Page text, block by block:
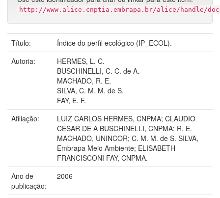
http://www.alice.cnptia.embrapa.br/alice/handle/
Título:
Índice do perfil ecológico (IP_ECOL).
Autoria:
HERMES, L. C.
BUSCHINELLI, C. C. de A.
MACHADO, R. E.
SILVA, C. M. M. de S.
FAY, E. F.
Afiliação:
LUIZ CARLOS HERMES, CNPMA; CLAUDIO
CESAR DE A BUSCHINELLI, CNPMA; R. E.
MACHADO, UNINCOR; C. M. M. de S. SILVA,
Embrapa Meio Ambiente; ELISABETH
FRANCISCONI FAY, CNPMA.
Ano de
publicação:
2006